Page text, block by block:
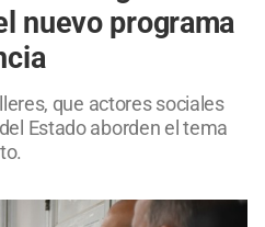
nuevo programa
que actores sociales
Estado aborden el tema